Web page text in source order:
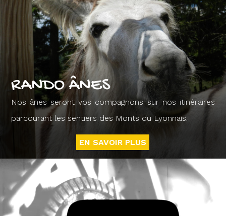
RANDO ÂNES
Nos ânes seront vos compagnons sur nos itinéraires
parcourant les sentiers des Monts du Lyonnais.
EN SAVOIR PLUS